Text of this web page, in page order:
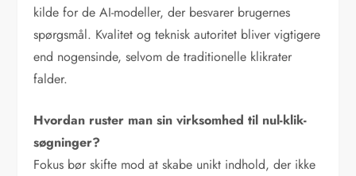
kilde for de AI-modeller, der besvarer brugernes
spørgsmål. Kvalitet og teknisk autoritet bliver vigtigere
end nogensinde, selvom de traditionelle klikrater
falder.
Hvordan ruster man sin virksomhed til nul-klik-
søgninger?
Fokus bør skifte mod at skabe unikt indhold, der ikke